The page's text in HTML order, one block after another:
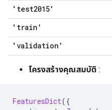
'test2015'
'train'
'validation'
โครงสร้างคุณสมบัติ :
FeaturesDict({